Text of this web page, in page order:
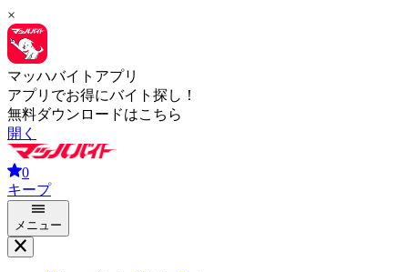
×
マッハバイトアプリ
アプリでお得にバイト探し！
無料ダウンロードはこちら
開く
0
キープ
メニュー